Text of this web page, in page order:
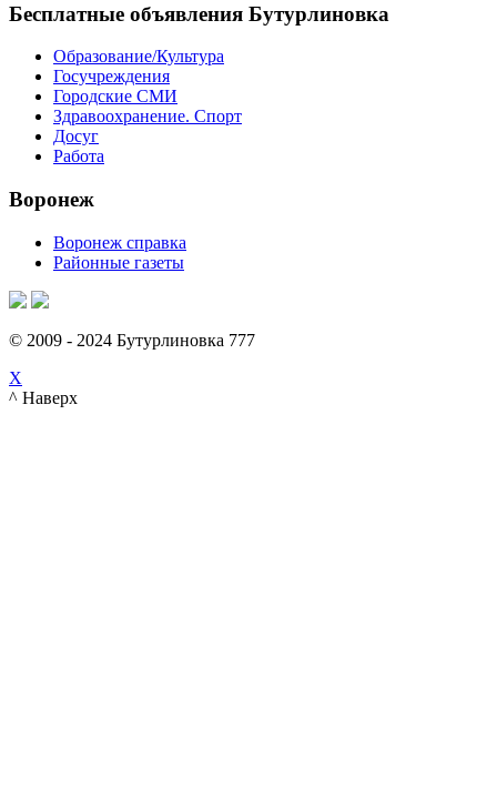
Бесплатные объявления Бутурлиновка
Образование/Культура
Госучреждения
Городские СМИ
Здравоохранение. Спорт
Досуг
Работа
Воронеж
Воронеж справка
Районные газеты
© 2009 - 2024 Бутурлиновка 777
X
^ Наверх